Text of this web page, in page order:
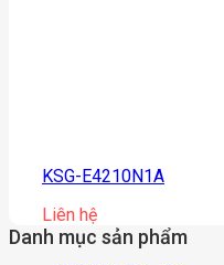
KSG-E4210N1A
Liên hệ
Danh mục sản phẩm